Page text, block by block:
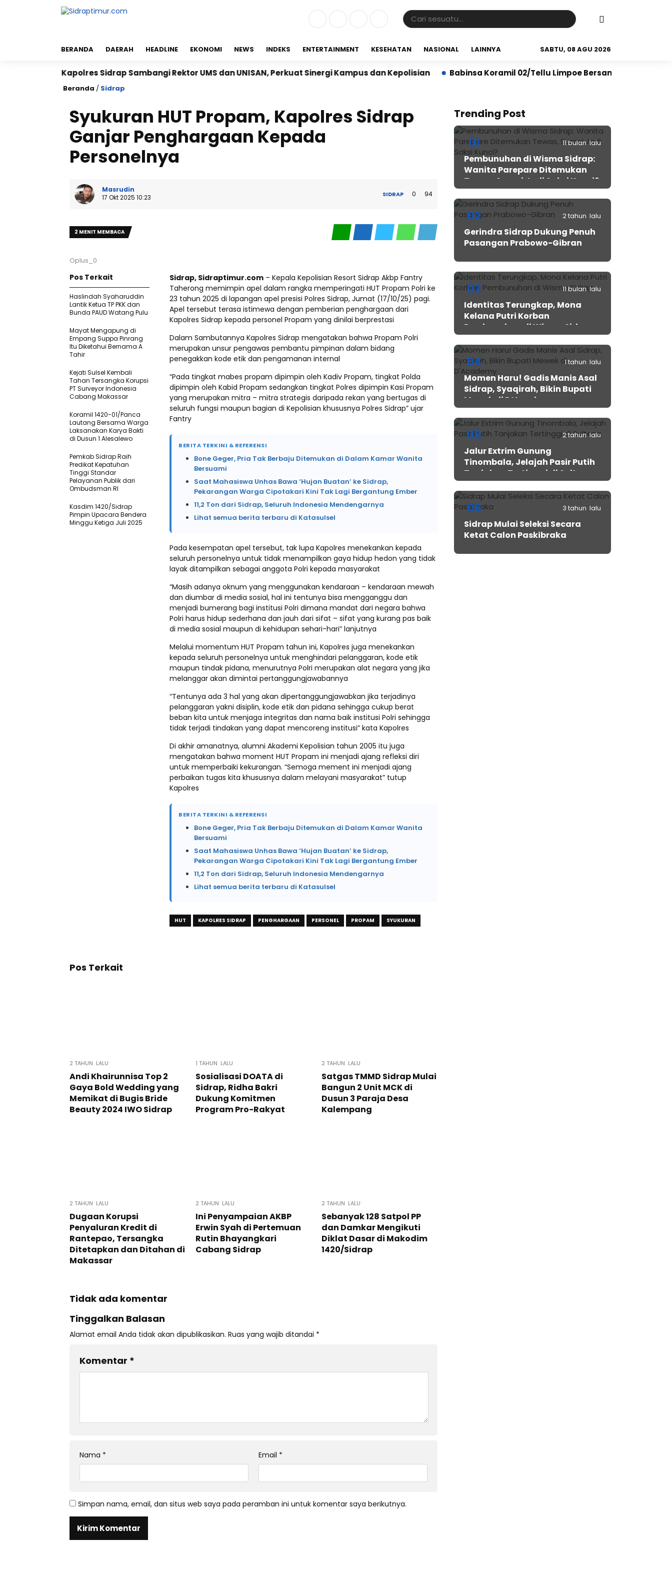
BERANDA DAERAH HEADLINE EKONOMI NEWS INDEKS ENTERTAINMENT KESEHATAN NASIONAL LAINNYA SABTU, 08 AGU 2026
Kapolres Sidrap Sambangi Rektor UMS dan UNISAN, Perkuat Sinergi Kampus dan Kepolisian Babinsa Koramil 02/Tellu Limpoe Bersama Warga Gelar Karya
Beranda / Sidrap
Syukuran HUT Propam, Kapolres Sidrap
Ganjar Penghargaan Kepada
Personelnya
Masrudin
17 Okt 2025 10:23
SIDRAP 0 94
2 MENIT MEMBACA
Oplus_0
Sidrap, Sidraptimur.com – Kepala Kepolisian Resort Sidrap Akbp Fantry
Taherong memimpin apel dalam rangka memperingati HUT Propam Polri ke
23 tahun 2025 di lapangan apel presisi Polres Sidrap, Jumat (17/10/25) pagi.
Apel tersebut terasa istimewa dengan pemberian penghargaan dari
Kapolres Sidrap kepada personel Propam yang dinilai berprestasi
Dalam Sambutannya Kapolres Sidrap mengatakan bahwa Propam Polri
merupakan unsur pengawas pembantu pimpinan dalam bidang
penegakkan kode etik dan pengamanan internal
“Pada tingkat mabes propam dipimpin oleh Kadiv Propam, tingkat Polda
dipimpin oleh Kabid Propam sedangkan tingkat Polres dipimpin Kasi Propam
yang merupakan mitra – mitra strategis daripada rekan yang bertugas di
seluruh fungsi maupun bagian di Kepolisian khususnya Polres Sidrap” ujar
Fantry
BERITA TERKINI & REFERENSI
Bone Geger, Pria Tak Berbaju Ditemukan di Dalam Kamar Wanita
Bersuami
Saat Mahasiswa Unhas Bawa ‘Hujan Buatan’ ke Sidrap,
Pekarangan Warga Cipotakari Kini Tak Lagi Bergantung Ember
11,2 Ton dari Sidrap, Seluruh Indonesia Mendengarnya
Lihat semua berita terbaru di Katasulsel
Pada kesempatan apel tersebut, tak lupa Kapolres menekankan kepada
seluruh personelnya untuk tidak menampilkan gaya hidup hedon yang tidak
layak ditampilkan sebagai anggota Polri kepada masyarakat
“Masih adanya oknum yang menggunakan kendaraan – kendaraan mewah
dan diumbar di media sosial, hal ini tentunya bisa mengganggu dan
menjadi bumerang bagi institusi Polri dimana mandat dari negara bahwa
Polri harus hidup sederhana dan jauh dari sifat – sifat yang kurang pas baik
di media sosial maupun di kehidupan sehari-hari” lanjutnya
Melalui momentum HUT Propam tahun ini, Kapolres juga menekankan
kepada seluruh personelnya untuk menghindari pelanggaran, kode etik
maupun tindak pidana, menurutnya Polri merupakan alat negara yang jika
melanggar akan dimintai pertanggungjawabannya
“Tentunya ada 3 hal yang akan dipertanggungjawabkan jika terjadinya
pelanggaran yakni disiplin, kode etik dan pidana sehingga cukup berat
beban kita untuk menjaga integritas dan nama baik institusi Polri sehingga
tidak terjadi tindakan yang dapat mencoreng institusi” kata Kapolres
Di akhir amanatnya, alumni Akademi Kepolisian tahun 2005 itu juga
mengatakan bahwa moment HUT Propam ini menjadi ajang refleksi diri
untuk memperbaiki kekurangan. “Semoga mement ini menjadi ajang
perbaikan tugas kita khususnya dalam melayani masyarakat” tutup
Kapolres
BERITA TERKINI & REFERENSI
Bone Geger, Pria Tak Berbaju Ditemukan di Dalam Kamar Wanita
Bersuami
Saat Mahasiswa Unhas Bawa ‘Hujan Buatan’ ke Sidrap,
Pekarangan Warga Cipotakari Kini Tak Lagi Bergantung Ember
11,2 Ton dari Sidrap, Seluruh Indonesia Mendengarnya
Lihat semua berita terbaru di Katasulsel
HUT KAPOLRES SIDRAP PENGHARGAAN PERSONEL PROPAM SYUKURAN
Pos Terkait
Haslindah Syaharuddin
Lantik Ketua TP PKK dan
Bunda PAUD Watang Pulu
Mayat Mengapung di
Empang Suppa Pinrang
Itu Diketahui Bernama A
Tahir
Kejati Sulsel Kembali
Tahan Tersangka Korupsi
PT Surveyor Indonesia
Cabang Makassar
Koramil 1420-01/Panca
Lautang Bersama Warga
Laksanakan Karya Bakti
di Dusun 1 Alesalewo
Pemkab Sidrap Raih
Predikat Kepatuhan
Tinggi Standar
Pelayanan Publik dari
Ombudsman RI
Kasdim 1420/Sidrap
Pimpin Upacara Bendera
Minggu Ketiga Juli 2025
Pos Terkait
2 TAHUN LALU
Andi Khairunnisa Top 2
Gaya Bold Wedding yang
Memikat di Bugis Bride
Beauty 2024 IWO Sidrap
1 TAHUN LALU
Sosialisasi DOATA di
Sidrap, Ridha Bakri
Dukung Komitmen
Program Pro-Rakyat
2 TAHUN LALU
Satgas TMMD Sidrap Mulai
Bangun 2 Unit MCK di
Dusun 3 Paraja Desa
Kalempang
2 TAHUN LALU
Dugaan Korupsi
Penyaluran Kredit di
Rantepao, Tersangka
Ditetapkan dan Ditahan di
Makassar
2 TAHUN LALU
Ini Penyampaian AKBP
Erwin Syah di Pertemuan
Rutin Bhayangkari
Cabang Sidrap
2 TAHUN LALU
Sebanyak 128 Satpol PP
dan Damkar Mengikuti
Diklat Dasar di Makodim
1420/Sidrap
Tidak ada komentar
Tinggalkan Balasan
Alamat email Anda tidak akan dipublikasikan. Ruas yang wajib ditandai *
Komentar *
Nama * Email *
Simpan nama, email, dan situs web saya pada peramban ini untuk komentar saya berikutnya.
Trending Post
01 11 bulan lalu
Pembunuhan di Wisma Sidrap:
Wanita Parepare Ditemukan
Tewas, Suami Jadi Saksi Kunci?
02 2 tahun lalu
Gerindra Sidrap Dukung Penuh
Pasangan Prabowo-Gibran
03 11 bulan lalu
Identitas Terungkap, Mona
Kelana Putri Korban
Pembunuhan di Wisma Sidrap
04 1 tahun lalu
Momen Haru! Gadis Manis Asal
Sidrap, Syaqirah, Bikin Bupati
Mewek di D’Academy​
05 2 tahun lalu
Jalur Extrim Gunung
Tinombala, Jelajah Pasir Putih
Tanjakan Tertinggi di Sulteng
06 3 tahun lalu
Sidrap Mulai Seleksi Secara
Ketat Calon Paskibraka